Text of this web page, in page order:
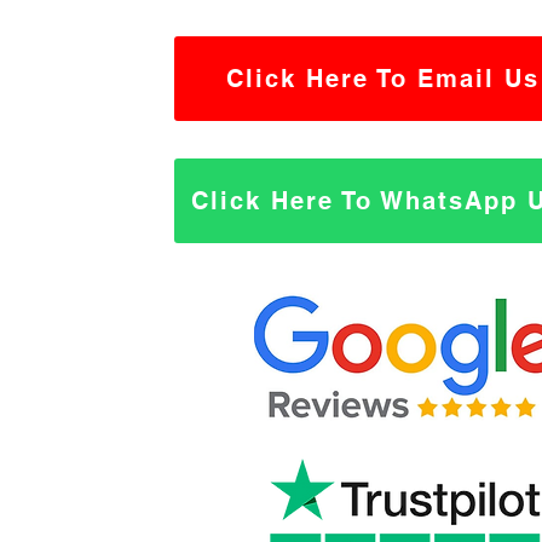
Click Here To Email Us
Click Here To WhatsApp